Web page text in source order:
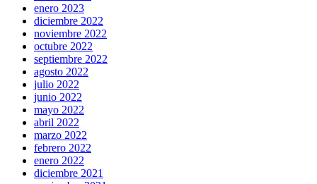
enero 2023
diciembre 2022
noviembre 2022
octubre 2022
septiembre 2022
agosto 2022
julio 2022
junio 2022
mayo 2022
abril 2022
marzo 2022
febrero 2022
enero 2022
diciembre 2021